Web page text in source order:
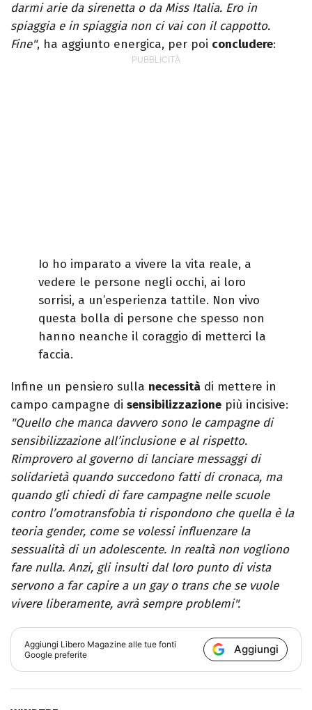
darmi arie da sirenetta o da Miss Italia. Ero in
spiaggia e in spiaggia non ci vai con il cappotto.
Fine", ha aggiunto energica, per poi concludere:
Io ho imparato a vivere la vita reale, a
vedere le persone negli occhi, ai loro
sorrisi, a un’esperienza tattile. Non vivo
questa bolla di persone che spesso non
hanno neanche il coraggio di metterci la
faccia.
Infine un pensiero sulla necessità di mettere in
campo campagne di sensibilizzazione più incisive:
"Quello che manca davvero sono le campagne di
sensibilizzazione all’inclusione e al rispetto.
Rimprovero al governo di lanciare messaggi di
solidarietà quando succedono fatti di cronaca, ma
quando gli chiedi di fare campagne nelle scuole
contro l’omotransfobia ti rispondono che quella è la
teoria gender, come se volessi influenzare la
sessualità di un adolescente. In realtà non vogliono
fare nulla. Anzi, gli insulti dal loro punto di vista
servono a far capire a un gay o trans che se vuole
vivere liberamente, avrà sempre problemi".
Aggiungi Libero Magazine alle tue fonti
Google preferite
Aggiungi